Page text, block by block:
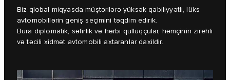
Biz qlobal miqyasda müştərilərə yüksək qabiliyyətli, lüks
avtomobillərin geniş seçimini təqdim edirik.
Bura diplomatik, səfirlik və hərbi qulluqçular, həmçinin zirehli
və təcili xidmət avtomobili axtaranlar daxildir.